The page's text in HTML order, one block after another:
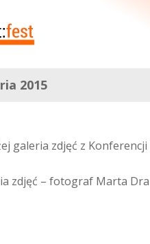
2015
galeria zdjęć z
zdjęć – fotograf Marta